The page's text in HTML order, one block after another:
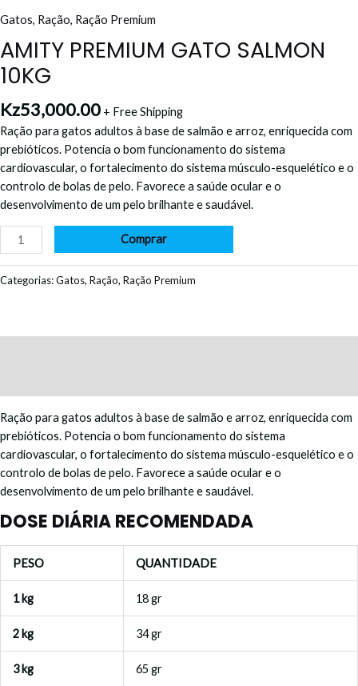
Gatos, Ração, Ração Premium
AMITY PREMIUM GATO SALMON
10KG
Kz53,000.00 + Free Shipping
Ração para gatos adultos à base de salmão e arroz, enriquecida com
prebióticos. Potencia o bom funcionamento do sistema
cardiovascular, o fortalecimento do sistema músculo-esquelético e o
controlo de bolas de pelo. Favorece a saúde ocular e o
desenvolvimento de um pelo brilhante e saudável.
Comprar
Categorias:Gatos, Ração, Ração Premium
Ração para gatos adultos à base de salmão e arroz, enriquecida com
prebióticos. Potencia o bom funcionamento do sistema
cardiovascular, o fortalecimento do sistema músculo-esquelético e o
controlo de bolas de pelo. Favorece a saúde ocular e o
desenvolvimento de um pelo brilhante e saudável.
DOSE DIÁRIA RECOMENDADA
PESO QUANTIDADE
1 kg 18 gr
2 kg 34 gr
3 kg 65 gr